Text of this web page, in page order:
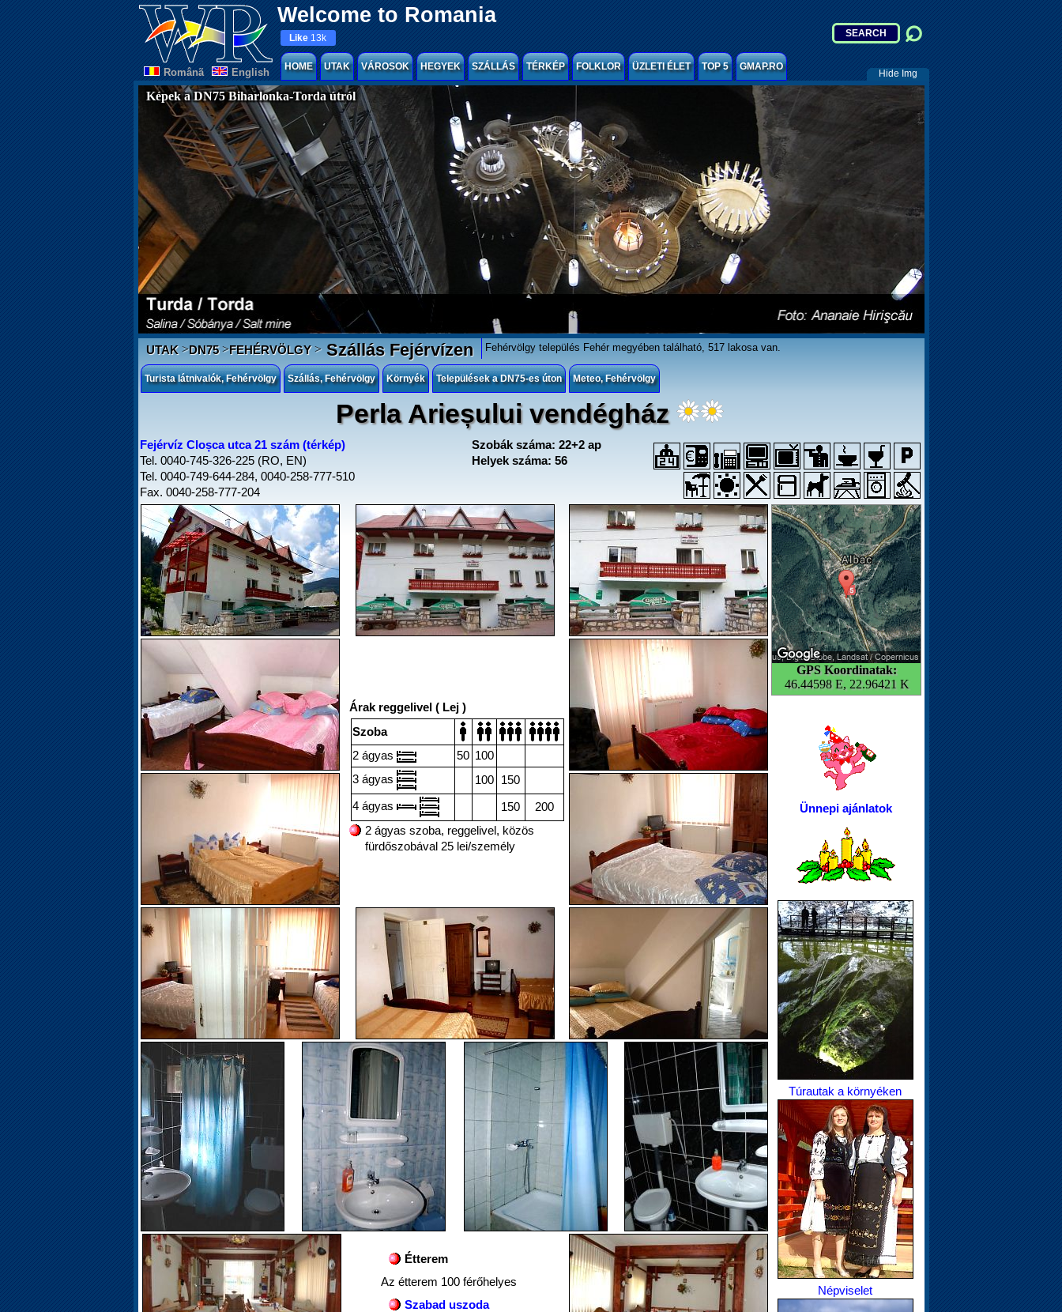
Welcome to Romania
Românã English
Like 13k
HOME UTAK VÁROSOK HEGYEK SZÁLLÁS TÉRKÉP FOLKLOR ÜZLETI ÉLET TOP 5 GMAP.RO
Hide Img
Képek a DN75 Biharlonka-Torda útról
UTAK>DN75>FEHÉRVÖLGY>Szállás Fejérvízen Fehérvölgy település Fehér megyében található, 517 lakosa van.
Turista látnivalók, Fehérvölgy Szállás, Fehérvölgy Környék Települések a DN75-es úton Meteo, Fehérvölgy
Perla Arieșului vendégház
GPS Koordinatak:
46.44598 E, 22.96421 K
Fejérvíz Cloșca utca 21 szám (térkép)
Tel. 0040-745-326-225 (RO, EN)
Tel. 0040-749-644-284, 0040-258-777-510
Fax. 0040-258-777-204
Szobák száma: 22+2 ap
Helyek száma: 56
Árak reggelivel ( Lej )
Szoba
2 ágyas
50 100
3 ágyas
100
150
4 ágyas
150
200
2 ágyas szoba, reggelivel, közös
fürdőszobával 25 lei/személy
Étterem
Az étterem 100 férőhelyes
Szabad uszoda
Ünnepi ajánlatok
Túrautak a környéken
Népviselet